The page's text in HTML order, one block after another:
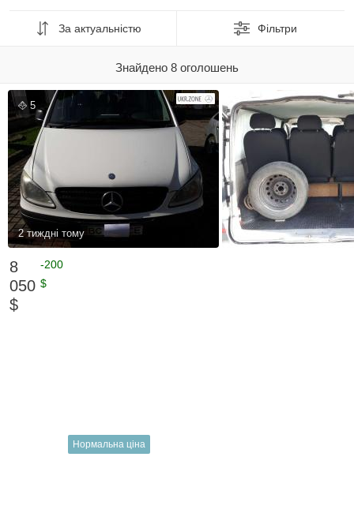
За актуальністю Фільтри
Знайдено 8 оголошень
5
2 тиждні тому
8
050
$
-200
$
Нормальна ціна